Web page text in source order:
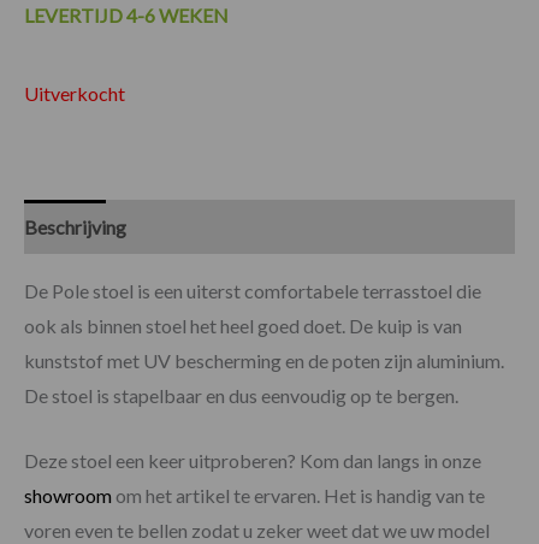
LEVERTIJD 4-6 WEKEN
Uitverkocht
Beschrijving
De Pole stoel is een uiterst comfortabele terrasstoel die
ook als binnen stoel het heel goed doet. De kuip is van
kunststof met UV bescherming en de poten zijn aluminium.
De stoel is stapelbaar en dus eenvoudig op te bergen.
Deze stoel een keer uitproberen? Kom dan langs in onze
showroom om het artikel te ervaren. Het is handig van te
voren even te bellen zodat u zeker weet dat we uw model